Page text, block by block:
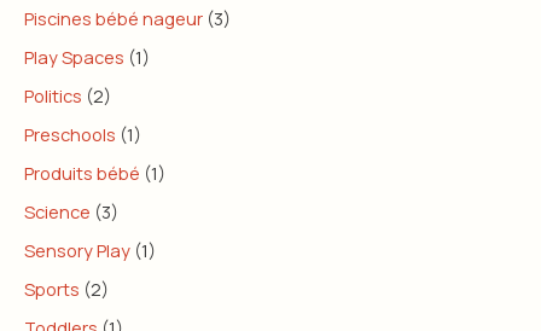
Piscines bébé nageur (3)
Play Spaces (1)
Politics (2)
Preschools (1)
Produits bébé (1)
Science (3)
Sensory Play (1)
Sports (2)